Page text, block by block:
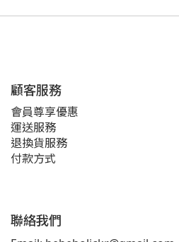
顧客服務
會員尊享優惠
運送服務
退換貨服務
付款方式
聯絡我們